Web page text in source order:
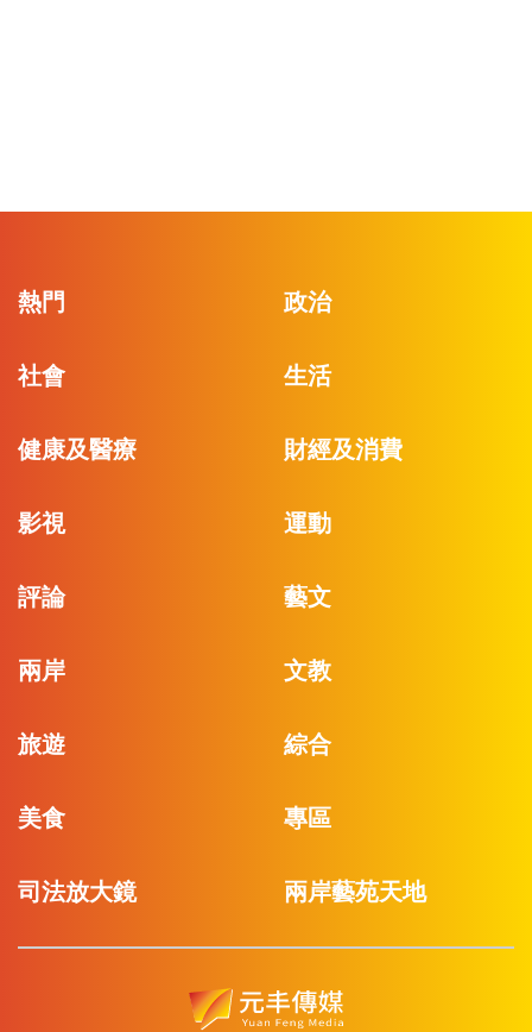
熱門 政治
社會 生活
健康及醫療 財經及消費
影視 運動
評論 藝文
兩岸 文教
旅遊 綜合
美食 專區
司法放大鏡 兩岸藝苑天地